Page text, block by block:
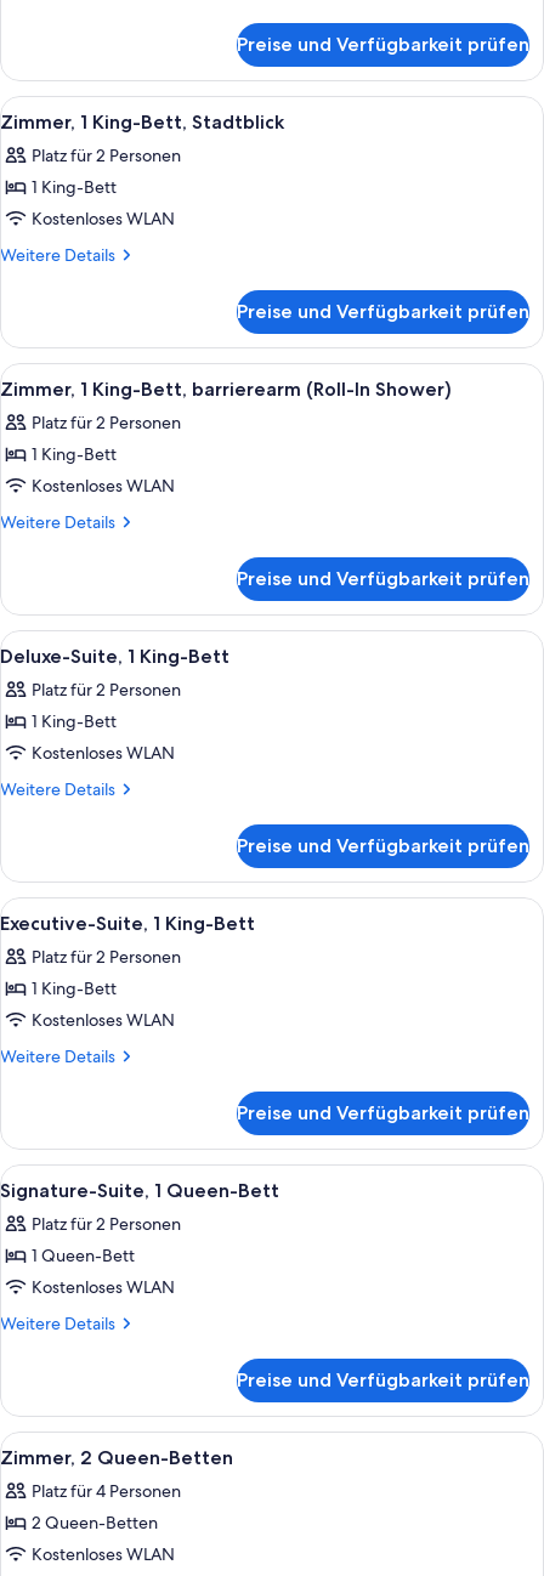
anzeigen
Zimmer,
1 King-
Bett,
Preise und Verfügbarkeit prüfen
Alle
Fotos
für
Zimmer,
1 King-
Bett,
Ein ordentlich bezogenes Bett mit
10
Zimmer, 1 King-Bett, Stadtblick
Platz für 2 Personen
1 King-Bett
Kostenloses WLAN
Weitere Details
Weitere
1 King-
Bett,
Stadtblick
Preise und Verfügbarkeit prüfen
Alle
Fotos
für
Zimmer,
1 King-
Bett,
In
Shower)
anzeigen
Ein modernes Hotelzimmer mit
9
Zimmer, 1 King-Bett, barrierearm (Roll-In Shower)
Platz für 2 Personen
1 King-Bett
Kostenloses WLAN
Weitere Details
Weitere
1 King-
Bett,
barrierearm
In
Shower)
Preise und Verfügbarkeit prüfen
Alle
Fotos
für
Deluxe-
Suite,
1 King-
Ein modernes Hotelzimmer mit
12
Deluxe-Suite, 1 King-Bett
Platz für 2 Personen
1 King-Bett
Kostenloses WLAN
Weitere Details
Weitere
Suite,
1 King-
Bett
Preise und Verfügbarkeit prüfen
Alle
Fotos
für
Executive-
Suite,
1 King-
Eine moderne Küche mit
13
Executive-Suite, 1 King-Bett
Platz für 2 Personen
1 King-Bett
Kostenloses WLAN
Weitere Details
Weitere
Suite,
1 King-
Bett
Preise und Verfügbarkeit prüfen
Alle
Fotos
für
Signature-
Suite,
1
anzeigen
Eine moderne Küche mit Geräten,
10
Signature-Suite, 1 Queen-Bett
Platz für 2 Personen
1 Queen-Bett
Kostenloses WLAN
Weitere Details
Weitere
Suite,
Queen-
Preise und Verfügbarkeit prüfen
Alle
Fotos
für
Zimmer,
2 Queen-
Eine moderne Küche mit
6
Zimmer, 2 Queen-Betten
Platz für 4 Personen
2 Queen-Betten
Kostenloses WLAN